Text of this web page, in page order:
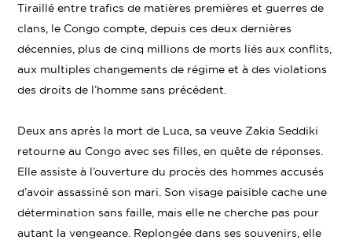
Tiraillé entre trafics de matières premières et guerres de
clans, le Congo compte, depuis ces deux dernières
décennies, plus de cinq millions de morts liés aux conflits,
aux multiples changements de régime et à des violations
des droits de l’homme sans précédent.
Deux ans après la mort de Luca, sa veuve Zakia Seddiki
retourne au Congo avec ses filles, en quête de réponses.
Elle assiste à l’ouverture du procès des hommes accusés
d’avoir assassiné son mari. Son visage paisible cache une
détermination sans faille, mais elle ne cherche pas pour
autant la vengeance. Replongée dans ses souvenirs, elle